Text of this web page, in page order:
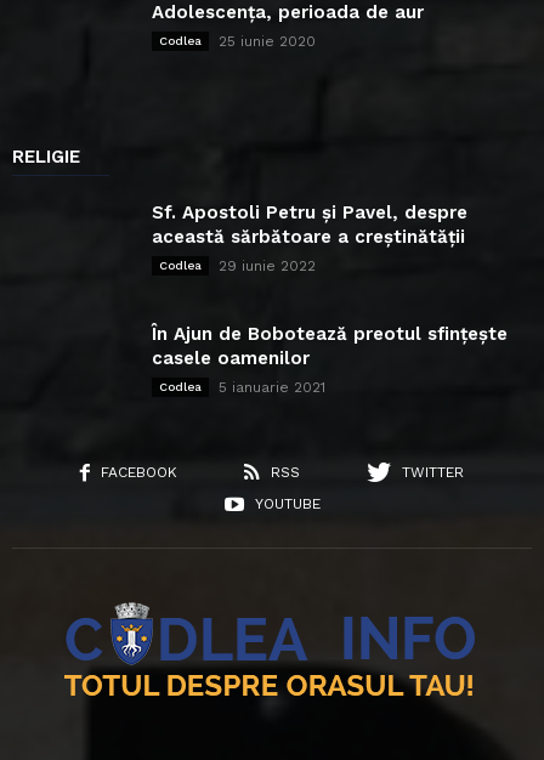
Adolescența, perioada de aur
Codlea 25 iunie 2020
RELIGIE
Sf. Apostoli Petru și Pavel, despre
această sărbătoare a creștinătății
Codlea 29 iunie 2022
În Ajun de Bobotează preotul sfințește
casele oamenilor
Codlea 5 ianuarie 2021
FACEBOOK RSS
TWITTER
YOUTUBE